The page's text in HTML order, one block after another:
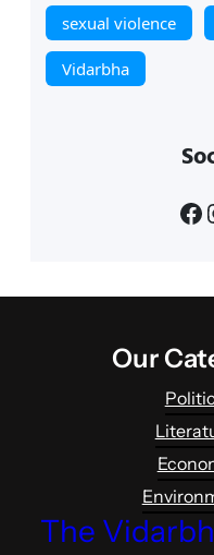
sexual violence
Vidarbha
Facebook
Our
The